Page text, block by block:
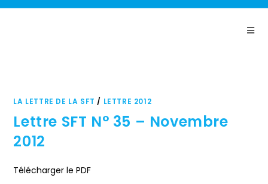
Panneau de gestion des cookies
LA LETTRE DE LA SFT / LETTRE 2012
Lettre SFT N° 35 – Novembre
2012
Télécharger le PDF